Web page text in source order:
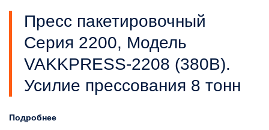
Пресс пакетировочный
Серия 2200, Модель
VAKKPRESS-2208 (380В).
Усилие прессования 8 тонн
Подробнее